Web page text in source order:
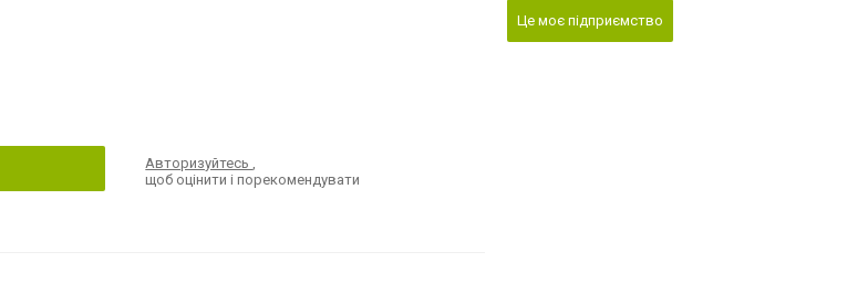
Авторизуйтесь,
щоб оцінити і порекомендувати
Це моє підприємство